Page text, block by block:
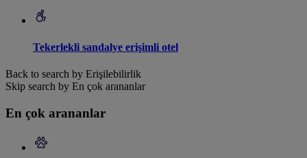
Tekerlekli sandalye erişimli otel
Back to search by Erişilebilirlik
Skip search by En çok arananlar
En çok arananlar